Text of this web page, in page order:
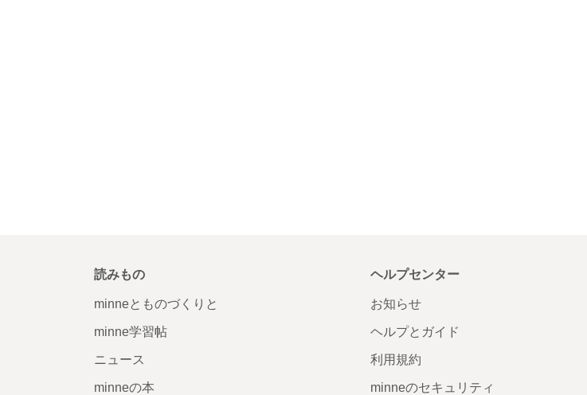
読みもの
minneとものづくりと
minne学習帖
ニュース
minneの本
ヘルプセンター
お知らせ
ヘルプとガイド
利用規約
minneのセキュリティ